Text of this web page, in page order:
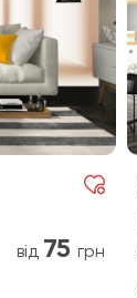
від 75 грн